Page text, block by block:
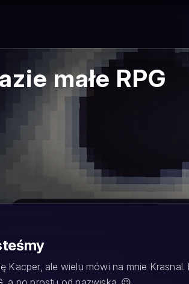
małe RPG
Kacper, ale wielu mówi na mnie